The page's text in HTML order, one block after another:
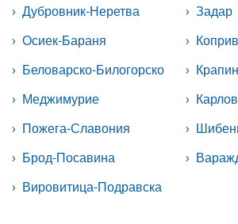
Дубровник-Неретва
Задар
Осиек-Бараня
Беловарско-Билогорско
Меджимурие
Пожега-Славония
Брод-Посавина
Вировитица-Подравска